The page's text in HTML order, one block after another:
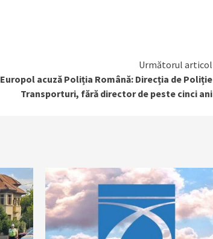
Următorul articol
Europol acuză Poliția Română: Direcția de Poliție
Transporturi, fără director de peste cinci ani